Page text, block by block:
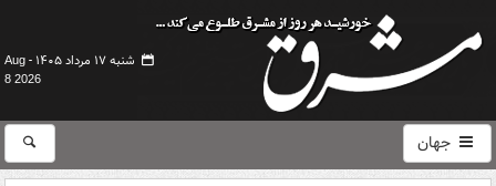
شنبه ۱۷ مرداد ۱۴۰۵ -
Aug
8 2026
جهان